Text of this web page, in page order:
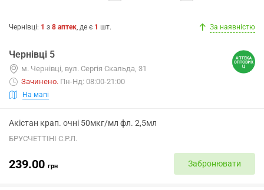
Чернівці: 1 з 8 аптек, де є 1 шт. За наявністю
Чернівці 5
м. Чернівці, вул. Сергія Скальда, 31
Зачинено. Пн-Нд: 08:00-21:00
На мапі
Акістан крап. очні 50мкг/мл фл. 2,5мл
БРУСЧЕТТІНІ С.Р.Л.
239.00 грн Забронювати